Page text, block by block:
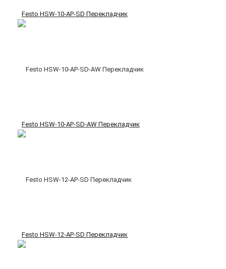
Festo HSW-10-AP-SD Перекладчик
Festo HSW-10-AP-SD-AW Перекладчик
Festo HSW-12-AP-SD Перекладчик